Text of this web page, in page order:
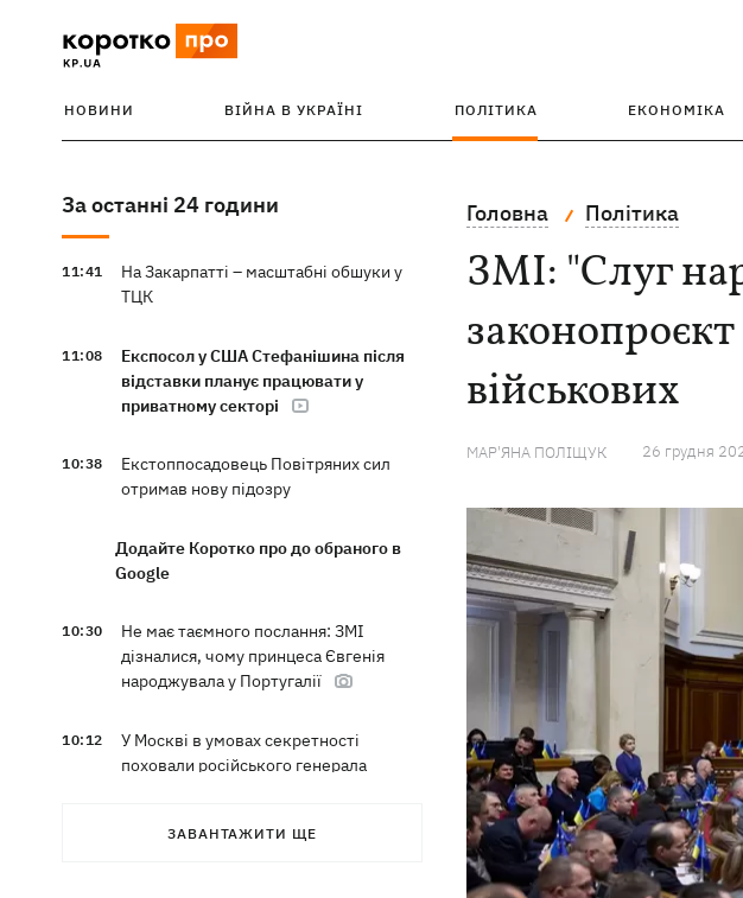
НОВИНИ ВІЙНА В УКРАЇНІ ПОЛІТИКА ЕКОНОМІКА
За останні 24 години
11:41
На Закарпатті – масштабні обшуки у
ТЦК
11:08
Експосол у США Стефанішина після
відставки планує працювати у
приватному секторі
10:38
Екстоппосадовець Повітряних сил
отримав нову підозру
Додайте Коротко про до обраного в
Google
10:30
Не має таємного послання: ЗМІ
дізналися, чому принцеса Євгенія
народжувала у Португалії
10:12
У Москві в умовах секретності
поховали російського генерала
ЗАВАНТАЖИТИ ЩЕ
Головна Політика
ЗМІ: "Слуг
військових
МАР'ЯНА ПОЛІЩУК 26 грудня